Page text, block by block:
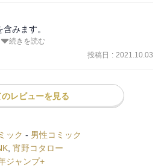
みます。
青年・怜人は幼馴染の絵理沙と再会を
の男が死滅し50億人の女性が生き
ィックサスペンス開幕!
・‥…━━━☆
予定です。
続きを読む
投稿日 : 2021.10.03
レビューを見る
ック - 男性コミック
宵野コタロー
ジャンプ+